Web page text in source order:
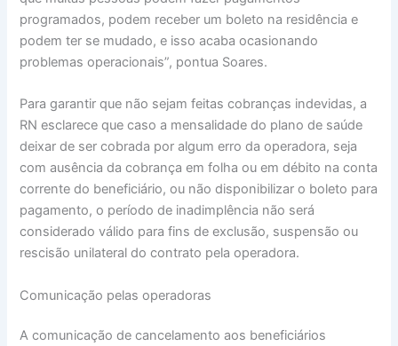
programados, podem receber um boleto na residência e
podem ter se mudado, e isso acaba ocasionando
problemas operacionais”, pontua Soares.
Para garantir que não sejam feitas cobranças indevidas, a
RN esclarece que caso a mensalidade do plano de saúde
deixar de ser cobrada por algum erro da operadora, seja
com ausência da cobrança em folha ou em débito na conta
corrente do beneficiário, ou não disponibilizar o boleto para
pagamento, o período de inadimplência não será
considerado válido para fins de exclusão, suspensão ou
rescisão unilateral do contrato pela operadora.
Comunicação pelas operadoras
A comunicação de cancelamento aos beneficiários